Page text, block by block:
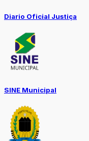
Diario Oficial Justiça
SINE Municipal